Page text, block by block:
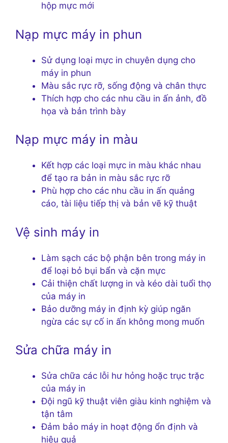
hộp mực mới
Nạp mực máy in phun
Sử dụng loại mực in chuyên dụng cho
máy in phun
Màu sắc rực rỡ, sống động và chân thực
Thích hợp cho các nhu cầu in ấn ảnh, đồ
họa và bản trình bày
Nạp mực máy in màu
Kết hợp các loại mực in màu khác nhau
để tạo ra bản in màu sắc rực rỡ
Phù hợp cho các nhu cầu in ấn quảng
cáo, tài liệu tiếp thị và bản vẽ kỹ thuật
Vệ sinh máy in
Làm sạch các bộ phận bên trong máy in
để loại bỏ bụi bẩn và cặn mực
Cải thiện chất lượng in và kéo dài tuổi thọ
của máy in
Bảo dưỡng máy in định kỳ giúp ngăn
ngừa các sự cố in ấn không mong muốn
Sửa chữa máy in
Sửa chữa các lỗi hư hỏng hoặc trục trặc
của máy in
Đội ngũ kỹ thuật viên giàu kinh nghiệm và
tận tâm
Đảm bảo máy in hoạt động ổn định và
hiệu quả